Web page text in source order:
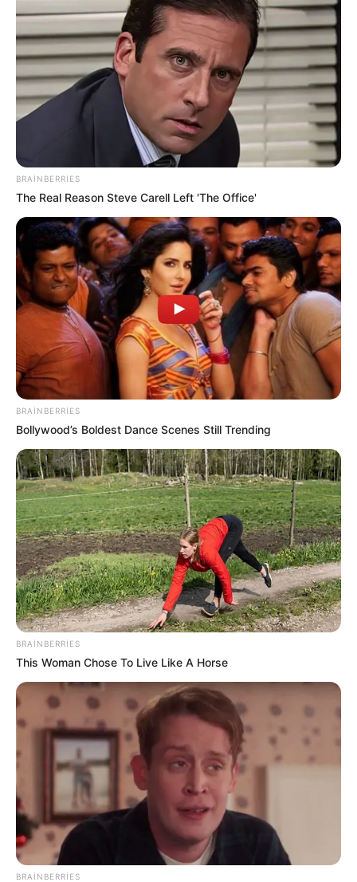
18:15 / 05 Avqust 2026 CƏMİYYƏT
Kolleclərdə ən yüksək təhsil haqqı olan
- SİYAHI
95
17:59 / 05 Avqust 2026 TİBB
Buz kimi içkilər mədəyə necə təsir edir?
Mütəxəssislər açıqladı
90 0 0
TİBB
Davamlı qarın köpü təhlükəli ola bilər –
Həkimdən xəbərdarlığı
0
BRAINBERRIES
The Real Reason Steve Carell Left 'The Office'
BRAINBERRIES
Bollywood’s Boldest Dance Scenes Still Trending
BRAINBERRIES
This Woman Chose To Live Like A Horse
BRAINBERRIES